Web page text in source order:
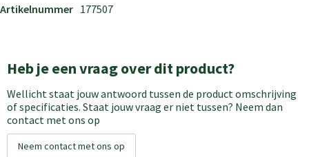
Artikelnummer 177507
Heb je een vraag over dit product?
Wellicht staat jouw antwoord tussen de product omschrijving
of specificaties. Staat jouw vraag er niet tussen? Neem dan
contact met ons op
Neem contact met ons op